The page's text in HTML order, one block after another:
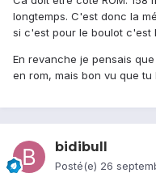
longtemps. C'est donc la
si c'est pour le boulot c'est
En revanche je pensais
en rom, mais bon vu que
bidibull
Posté(e) 26